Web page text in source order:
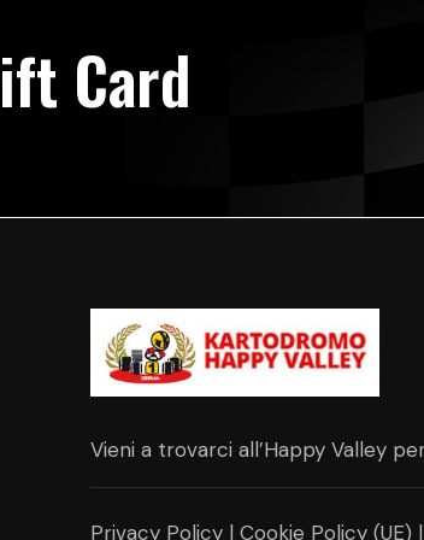
Card
Vieni a trovarci all’Happy Valley
Privacy Policy |Cookie Policy (UE)